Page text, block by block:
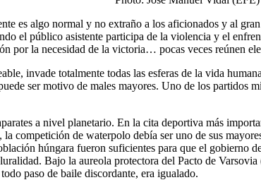
es algo normal y no extraño a los aficionados y al
el público asistente participa de la violencia y el
por la necesidad de la victoria… pocas veces reúnen
invade totalmente todas las esferas de la vida
ser motivo de males mayores. Uno de los partidos
a nivel planetario. En la cita deportiva más
competición de waterpolo debía ser uno de sus
húngara fueron suficientes para que el gobierno
Bajo la aureola protectora del Pacto de
paso de baile discordante, era igualado.